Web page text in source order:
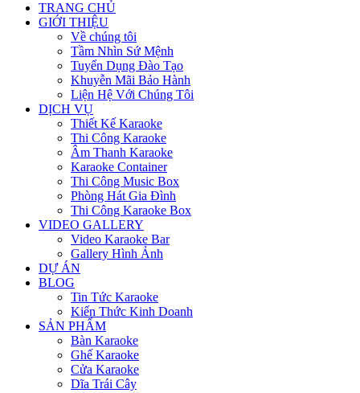
TRANG CHỦ
GIỚI THIỆU
Về chúng tôi
Tầm Nhìn Sứ Mệnh
Tuyển Dụng Đào Tạo
Khuyễn Mãi Bảo Hành
Liện Hệ Với Chúng Tôi
DỊCH VỤ
Thiết Kế Karaoke
Thi Công Karaoke
Âm Thanh Karaoke
Karaoke Container
Thi Công Music Box
Phòng Hát Gia Đình
Thi Công Karaoke Box
VIDEO GALLERY
Video Karaoke Bar
Gallery Hình Ảnh
DỰ ÁN
BLOG
Tin Tức Karaoke
Kiến Thức Kinh Doanh
SẢN PHẨM
Bàn Karaoke
Ghế Karaoke
Cửa Karaoke
Dĩa Trái Cây